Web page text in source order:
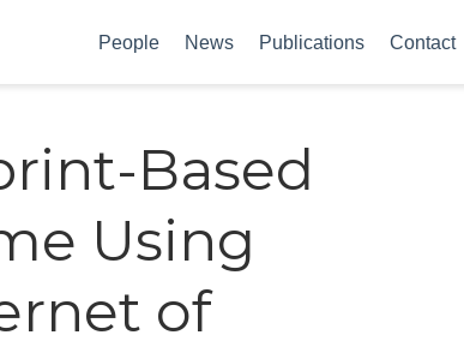
People News Publications Contact
Based
Using
of